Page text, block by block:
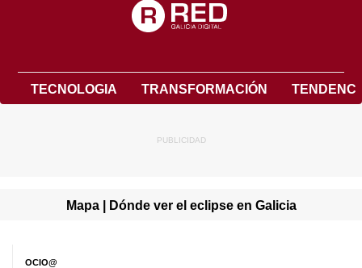
TECNOLOGIA TRANSFORMACIÓN
Mapa | Dónde ver el eclipse en Galicia
OCIO@